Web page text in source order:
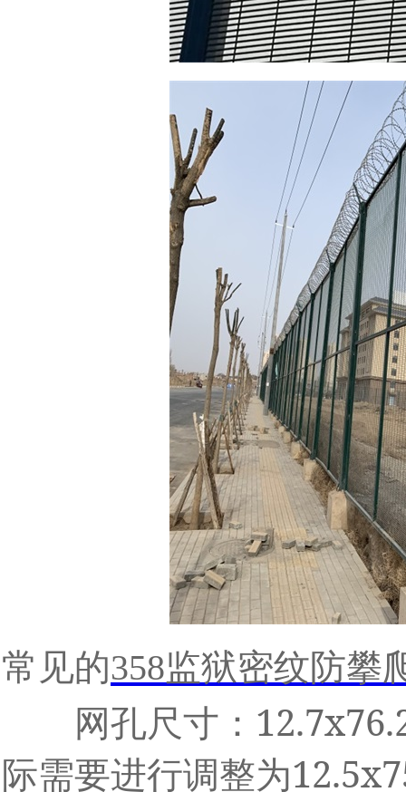
常见的358监狱密纹防攀
网孔尺寸：
际需要进行调整为